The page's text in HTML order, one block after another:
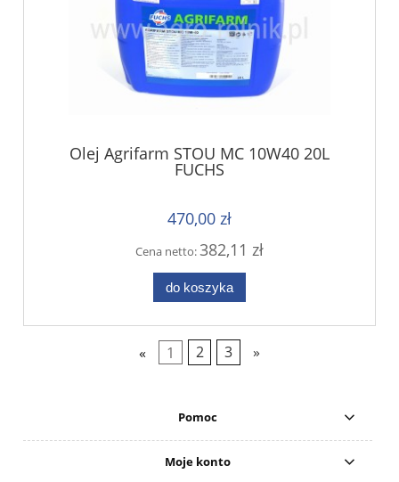
Olej Agrifarm STOU MC 10W40 20L
FUCHS
470,00 zł
Cena netto:382,11 zł
do koszyka
« 1 2 3 »
Pomoc
Moje konto